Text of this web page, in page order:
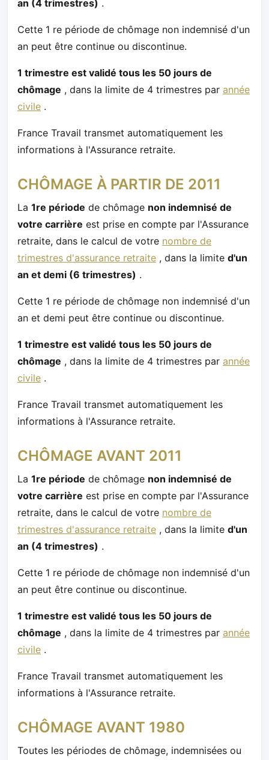
an (4 trimestres) .
Cette 1 re période de chômage non indemnisé d'un
an peut être continue ou discontinue.
1 trimestre est validé tous les 50 jours de
chômage , dans la limite de 4 trimestres par année
civile .
France Travail transmet automatiquement les
informations à l'Assurance retraite.
CHÔMAGE À PARTIR DE 2011
La 1re période de chômage non indemnisé de
votre carrière est prise en compte par l'Assurance
retraite, dans le calcul de votre nombre de
trimestres d'assurance retraite , dans la limite d'un
an et demi (6 trimestres) .
Cette 1 re période de chômage non indemnisé d'un
an et demi peut être continue ou discontinue.
1 trimestre est validé tous les 50 jours de
chômage , dans la limite de 4 trimestres par année
civile .
France Travail transmet automatiquement les
informations à l'Assurance retraite.
CHÔMAGE AVANT 2011
La 1re période de chômage non indemnisé de
votre carrière est prise en compte par l'Assurance
retraite, dans le calcul de votre nombre de
trimestres d'assurance retraite , dans la limite d'un
an (4 trimestres) .
Cette 1 re période de chômage non indemnisé d'un
an peut être continue ou discontinue.
1 trimestre est validé tous les 50 jours de
chômage , dans la limite de 4 trimestres par année
civile .
France Travail transmet automatiquement les
informations à l'Assurance retraite.
CHÔMAGE AVANT 1980
Toutes les périodes de chômage, indemnisées ou